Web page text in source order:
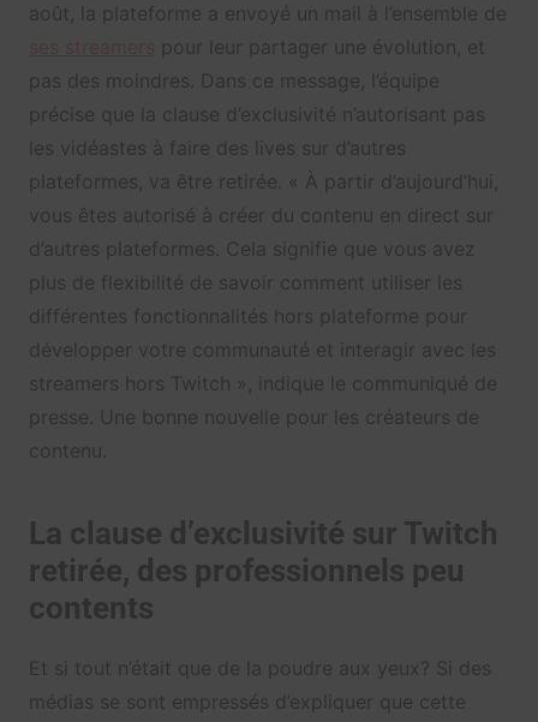
août, la plateforme a envoyé un mail à l’ensemble de
pour leur partager une évolution, et
pas des moindres. Dans ce message, l’équipe
précise que la clause d’exclusivité n’autorisant pas
les vidéastes à faire des lives sur d’autres
plateformes, va être retirée. « À partir d’aujourd’hui,
vous êtes autorisé à créer du contenu en direct sur
d’autres plateformes. Cela signifie que vous avez
plus de flexibilité de savoir comment utiliser les
différentes fonctionnalités hors plateforme pour
développer votre communauté et interagir avec les
streamers hors Twitch », indique le communiqué de
presse. Une bonne nouvelle pour les créateurs de
contenu.
La clause d’exclusivité sur Twitch
retirée, des professionnels peu
contents
Et si tout n’était que de la poudre aux yeux? Si des
médias se sont empressés d’expliquer que cette